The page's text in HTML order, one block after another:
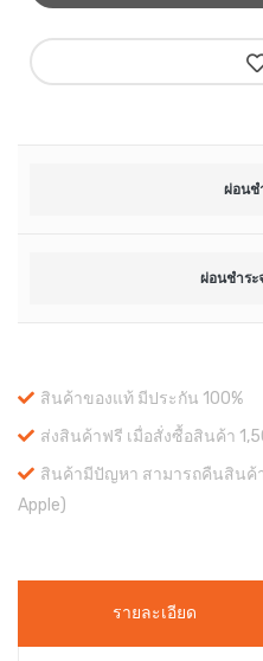
ผ่อนช
ผ่อนชำระ
สินค้าของแท้ มีประกัน 100%
ส่งสินค้าฟรี เมื่อสั่งซื้อสินค้า
สินค้ามีปัญหา สามารถคืนสินค้
Apple)
รายละเอียด